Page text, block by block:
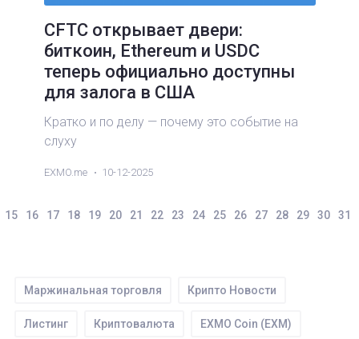
CFTC открывает двери:
биткоин, Ethereum и USDC
теперь официально доступны
для залога в США
Кратко и по делу — почему это событие на
слуху
EXMO.me 10-12-2025
15 16 17 18 19 20 21 22 23 24 25 26 27 28 29 30 31
Маржинальная торговля Крипто Новости
Листинг Криптовалюта EXMO Coin (EXM)